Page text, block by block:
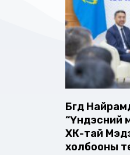
Бүгд
“Үндэсний
ХК-тай
холбооны